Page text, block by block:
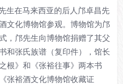
生在马来西亚的后人邝卓昌先
文化博物馆参观。博物馆为邝
，邝先生向博物馆捐赠了其父
和张氏族谱（复印件），馆长
根》和《张裕往事》两本书
张裕酒文化博物馆收藏证